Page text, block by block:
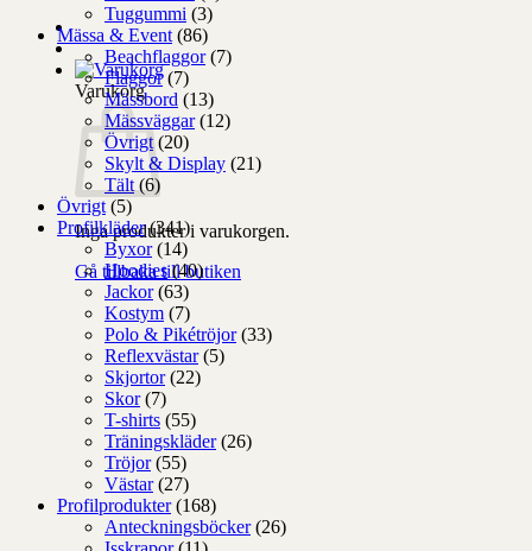
Varukorg
Inga produkter i varukorgen.
Gå tillbaka till butiken
Tuggummi (3)
Mässa & Event (86)
Beachflaggor (7)
Flaggor (7)
Mässbord (13)
Mässväggar (12)
Övrigt (20)
Skylt & Display (21)
Tält (6)
Övrigt (5)
Profilkläder (341)
Byxor (14)
Hoodies (40)
Jackor (63)
Kostym (7)
Polo & Pikétröjor (33)
Reflexvästar (5)
Skjortor (22)
Skor (7)
T-shirts (55)
Träningskläder (26)
Tröjor (55)
Västar (27)
Profilprodukter (168)
Anteckningsböcker (26)